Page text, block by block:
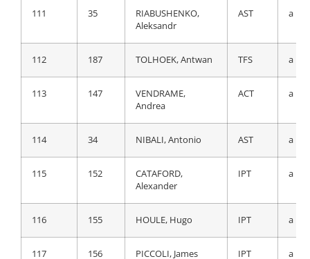
111 35
RIABUSHENKO,
Aleksandr
AST a
112 187 TOLHOEK, Antwan TFS a
113 147
VENDRAME,
Andrea
ACT a
114 34 NIBALI, Antonio AST a
115 152
CATAFORD,
Alexander
IPT a
116 155 HOULE, Hugo IPT a
117 156 PICCOLI, James IPT a
MAAS, Jan
111 87
WANDAHL,
BOH a
CAICEDO, Jonathan
113 35
RIABUSHENKO,
AST a
SCHULTZ, Nicholas
115 221 CONCA, Filippo LTS a
116 152
CATAFORD,
IPT a